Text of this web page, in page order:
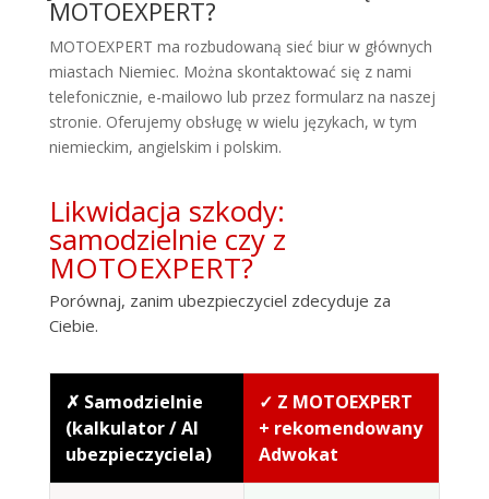
MOTOEXPERT?
MOTOEXPERT ma rozbudowaną sieć biur w głównych
miastach Niemiec. Można skontaktować się z nami
telefonicznie, e-mailowo lub przez formularz na naszej
stronie. Oferujemy obsługę w wielu językach, w tym
niemieckim, angielskim i polskim.
Likwidacja szkody:
samodzielnie czy z
MOTOEXPERT?
Porównaj, zanim ubezpieczyciel zdecyduje za
Ciebie.
✗ Samodzielnie
(kalkulator / AI
ubezpieczyciela)
✓ Z MOTOEXPERT
+ rekomendowany
Adwokat